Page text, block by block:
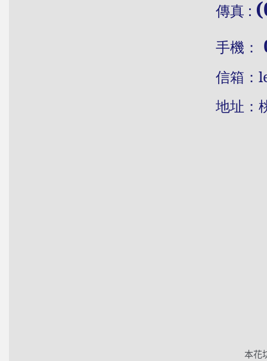
傳真 :
手機：
信箱：
地址：桃園
本花